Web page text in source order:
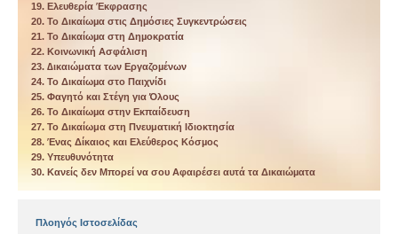
19. Ελευθερία Έκφρασης
20. Το Δικαίωµα στις Δηµόσιες Συγκεντρώσεις
21. Το Δικαίωµα στη Δηµοκρατία
22. Κοινωνική Ασφάλιση
23. ∆ικαιώματα των Εργαζοµένων
24. Το Δικαίωµα στο Παιχνίδι
25. Φαγητό και Στέγη για Όλους
26. Το Δικαίωµα στην Εκπαίδευση
27. Το Δικαίωμα στη Πνευματική Ιδιοκτησία
28. Ένας Δίκαιος και Ελεύθερος Κόσµος
29. Υπευθυνότητα
30. Κανείς δεν Μπορεί να σου Αφαιρέσει αυτά τα Δικαιώµατα
Πλοηγός Ιστοσελίδας